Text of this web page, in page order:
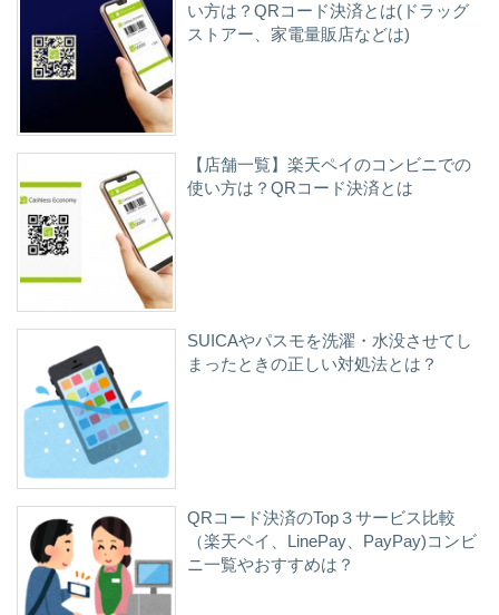
い方は？QRコード決済とは(ドラッグ
ストアー、家電量販店などは)
【店舗一覧】楽天ペイのコンビニでの
使い方は？QRコード決済とは
SUICAやパスモを洗濯・水没させてし
まったときの正しい対処法とは？
QRコード決済のTop３サービス比較
（楽天ペイ、LinePay、PayPay)コンビ
ニ一覧やおすすめは？